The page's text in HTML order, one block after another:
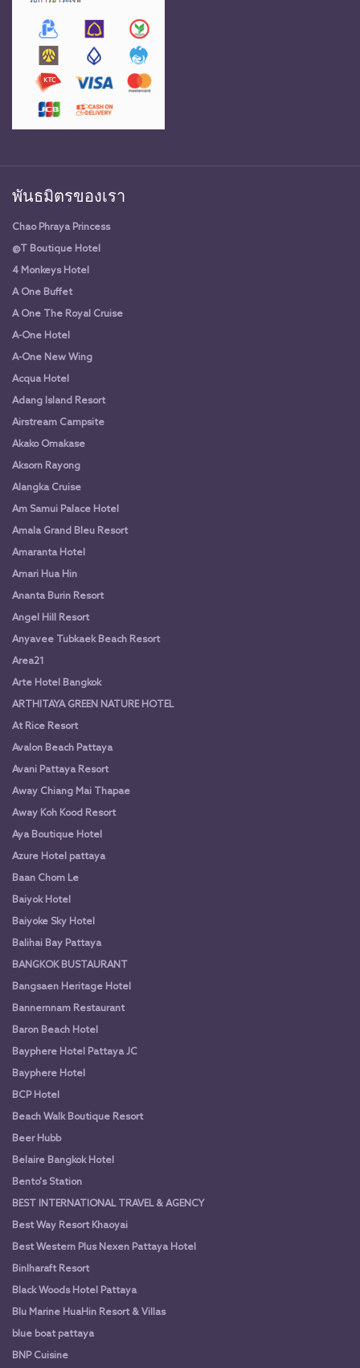
พันธมิตรของเรา
Chao Phraya Princess
@T Boutique Hotel
4 Monkeys Hotel
A One Buffet
A One The Royal Cruise
A-One Hotel
A-One New Wing
Acqua Hotel
Adang Island Resort
Airstream Campsite
Akako Omakase
Aksorn Rayong
Alangka Cruise
Am Samui Palace Hotel
Amala Grand Bleu Resort
Amaranta Hotel
Amari Hua Hin
Ananta Burin Resort
Angel Hill Resort
Anyavee Tubkaek Beach Resort
Area21
Arte Hotel Bangkok
ARTHITAYA GREEN NATURE HOTEL
At Rice Resort
Avalon Beach Pattaya
Avani Pattaya Resort
Away Chiang Mai Thapae
Away Koh Kood Resort
Aya Boutique Hotel
Azure Hotel pattaya
Baan Chom Le
Baiyok Hotel
Baiyoke Sky Hotel
Balihai Bay Pattaya
BANGKOK BUSTAURANT
Bangsaen Heritage Hotel
Bannernnam Restaurant
Baron Beach Hotel
Bayphere Hotel Pattaya JC
Bayphere Hotel
BCP Hotel
Beach Walk Boutique Resort
Beer Hubb
Belaire Bangkok Hotel
Bento's Station
BEST INTERNATIONAL TRAVEL & AGENCY
Best Way Resort Khaoyai
Best Western Plus Nexen Pattaya Hotel
Binlharaft Resort
Black Woods Hotel Pattaya
Blu Marine HuaHin Resort & Villas
blue boat pattaya
BNP Cuisine